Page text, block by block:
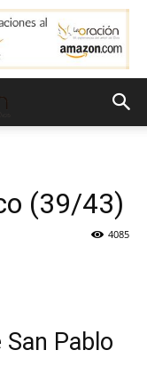
(39/43)
4085
Pablo